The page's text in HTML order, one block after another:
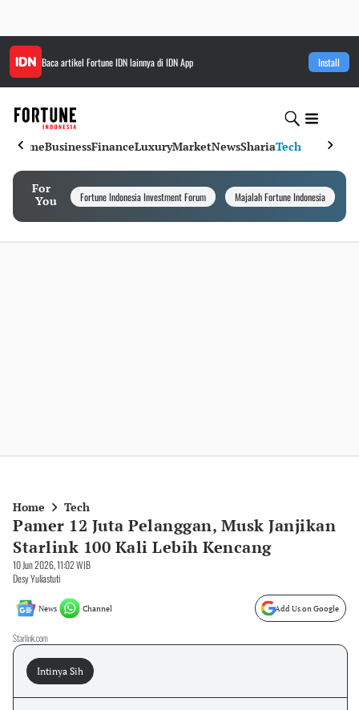
Baca artikel Fortune IDNlainnya di IDN App Install
HomeBusinessFinanceLuxuryMarketNewsShariaTech
For
You
Fortune Indonesia Investment Forum Majalah Fortune Indonesia
Home Tech
Pamer 12 Juta Pelanggan, Musk Janjikan
Starlink 100 Kali Lebih Kencang
10 Jun 2026, 11:02 WIB
Desy Yuliastuti
News Channel Add Us on Google
Starlink.com
Intinya Sih